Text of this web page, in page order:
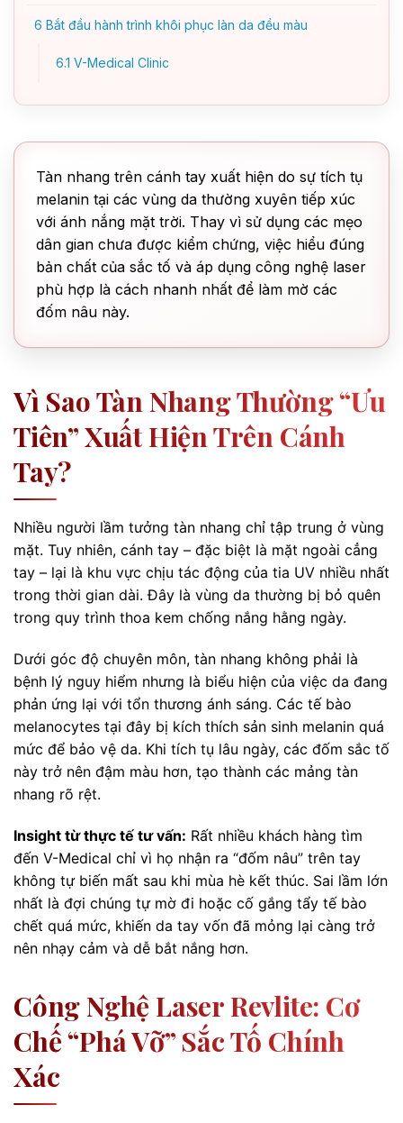
6 Bắt đầu hành trình khôi phục làn da đều màu
6.1 V-Medical Clinic
Tàn nhang trên cánh tay xuất hiện do sự tích tụ
melanin tại các vùng da thường xuyên tiếp xúc
với ánh nắng mặt trời. Thay vì sử dụng các mẹo
dân gian chưa được kiểm chứng, việc hiểu đúng
bản chất của sắc tố và áp dụng công nghệ laser
phù hợp là cách nhanh nhất để làm mờ các
đốm nâu này.
Vì Sao Tàn Nhang Thường “ưu
Tiên” Xuất Hiện Trên Cánh
Tay?
Nhiều người lầm tưởng tàn nhang chỉ tập trung ở vùng
mặt. Tuy nhiên, cánh tay – đặc biệt là mặt ngoài cẳng
tay – lại là khu vực chịu tác động của tia UV nhiều nhất
trong thời gian dài. Đây là vùng da thường bị bỏ quên
trong quy trình thoa kem chống nắng hằng ngày.
Dưới góc độ chuyên môn, tàn nhang không phải là
bệnh lý nguy hiểm nhưng là biểu hiện của việc da đang
phản ứng lại với tổn thương ánh sáng. Các tế bào
melanocytes tại đây bị kích thích sản sinh melanin quá
mức để bảo vệ da. Khi tích tụ lâu ngày, các đốm sắc tố
này trở nên đậm màu hơn, tạo thành các mảng tàn
nhang rõ rệt.
Insight từ thực tế tư vấn: Rất nhiều khách hàng tìm
đến V-Medical chỉ vì họ nhận ra “đốm nâu” trên tay
không tự biến mất sau khi mùa hè kết thúc. Sai lầm lớn
nhất là đợi chúng tự mờ đi hoặc cố gắng tẩy tế bào
chết quá mức, khiến da tay vốn đã mỏng lại càng trở
nên nhạy cảm và dễ bắt nắng hơn.
Công Nghệ Laser Revlite: Cơ
Chế “phá Vỡ” Sắc Tố Chính
Xác